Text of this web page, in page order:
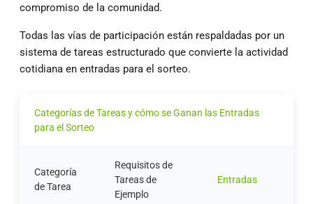
compromiso de la comunidad.
Todas las vías de participación están respaldadas por un
sistema de tareas estructurado que convierte la actividad
cotidiana en entradas para el sorteo.
Categorías de Tareas y cómo se Ganan las Entradas
para el Sorteo
Categoría
de Tarea
Requisitos de
Tareas de
Ejemplo
Entradas